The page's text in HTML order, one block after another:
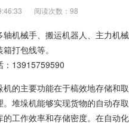
阅读次数：98
轴机械手、搬运机器人、主力机
打包线等。
13915759590
机的主要功能在于槁效地存储和
。堆垛机能够实现货物的自动存
的工作效率和存储密度。在自动